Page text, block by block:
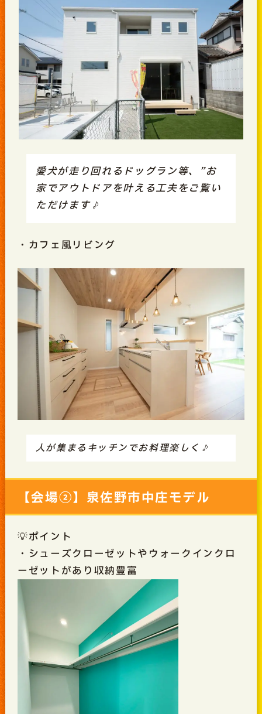
愛犬が走り回れるドッグラン等、”お
家でアウトドアを叶える工夫をご覧い
ただけます♪
・カフェ風リビング
人が集まるキッチンでお料理楽しく♪
【会場②】泉佐野市中庄モデル
💡ポイント
・シューズクローゼットやウォークインクロ
ーゼットがあり収納豊富